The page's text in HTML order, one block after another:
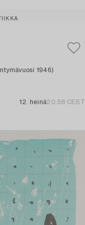
1946)
12. heinä20:58 CEST